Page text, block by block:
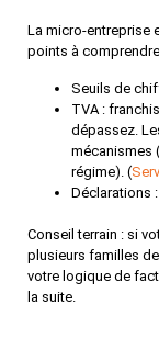
La micro-entreprise
points à
Seuils de
TVA :
dépassez.
mécanismes
régime). (
Déclarations
Conseil terrain : si
plusieurs familles
votre logique de
la suite.